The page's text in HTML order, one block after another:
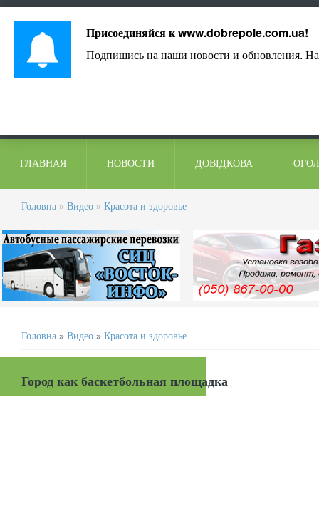
ГЛАВНАЯ НОВОСТИ ДОВІДКОВА
Головна » Видео » Красота и здоровье
Головна » Видео » Красота и здоровье
Город как баскетбольная площадка
Присоединяйся кwww.dobrepole.com.ua!
Подпишись на наши новости и обновления.